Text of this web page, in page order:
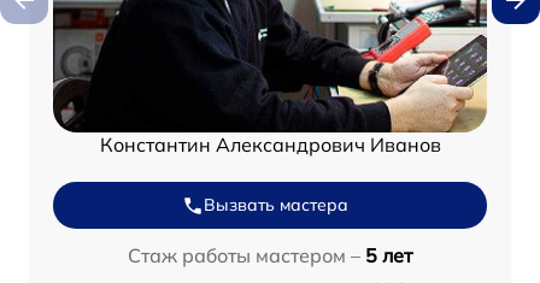
Константин Александрович Иванов
Вызвать мастера
Стаж работы мастером – 5 лет